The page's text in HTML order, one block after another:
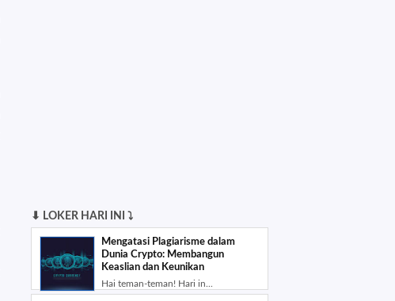
⬇ LOKER HARI INI ⤵
Mengatasi Plagiarisme dalam
Dunia Crypto: Membangun
Keaslian dan Keunikan
Hai teman-teman! Hari in...